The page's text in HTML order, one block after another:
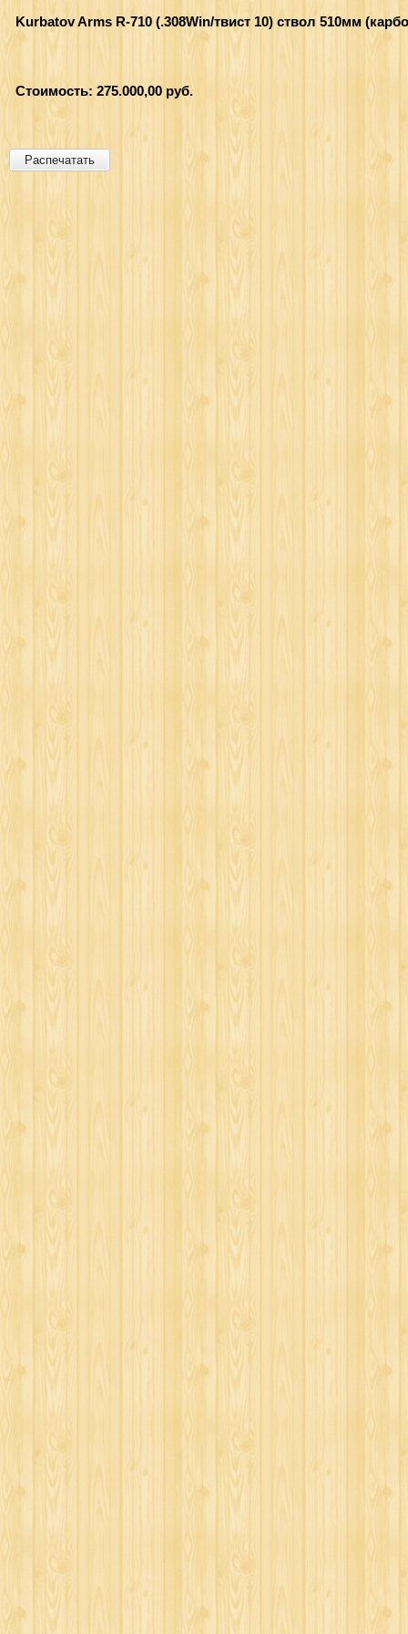
Kurbatov Arms R-710 (.308Win/твист 10) ствол 510мм
Стоимость: 275.000,00 руб.
Распечатать